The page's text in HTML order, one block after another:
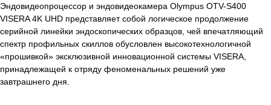
Эндовидеопроцессор и эндовидеокамера Olympus OTV-S400
VISERA 4K UHD представляет собой логическое продолжение
серийной линейки эндоскопических образцов, чей впечатляющий
спектр профильных скиллов обусловлен высокотехнологичной
«прошивкой» эксклюзивной инновационной системы VISERA,
принадлежащей к отряду феноменальных решений уже
завтрашнего дня.